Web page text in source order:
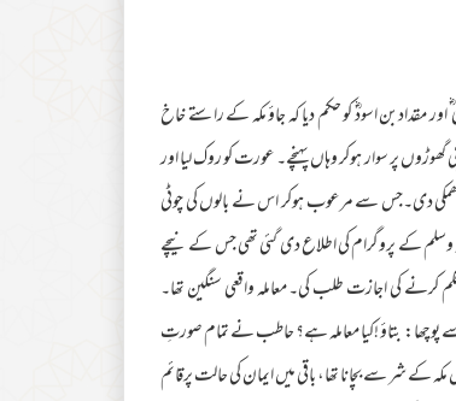
مقدادبن اسودؓ کو حکم دیا کہ جاؤ مکہ کے راستے خاخ
پر سوار ہوکر وہاں پہنچے۔ عورت کو روک لیا اور
دھمکی دی۔جس سے مرعوب ہوکر اس نے بالوں کی چوٹی
وسلم کے پروگرام کی اطلاع دی گئی تھی جس کے نیچے
کرنے کی اجازت طلب کی۔ معاملہ واقعی سنگین تھا۔
پوچھا: بتاؤ !کیا معاملہ ہے؟ حاطب نے تمام صورتِ
کے شر سے بچانا تھا، باقی میں ایمان کی حالت پرقائم